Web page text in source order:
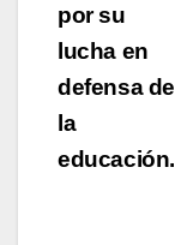
por su
lucha en
defensa de
la
educación.